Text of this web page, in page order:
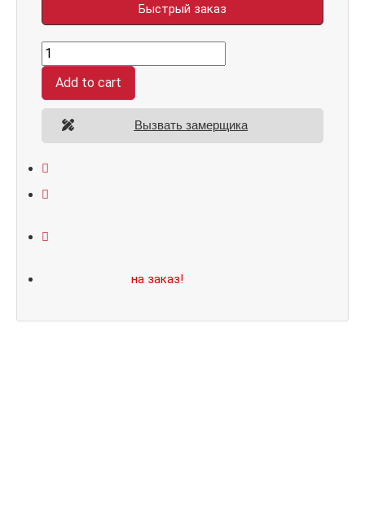
Быстрый заказ
7024,
панель
025
Лиственница
10
мм
quantity
Add to cart
Вызвать замерщика
на заказ!